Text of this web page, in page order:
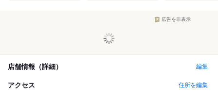
広告を非表示
店舗情報（詳細） 編集
アクセス 住所を編集